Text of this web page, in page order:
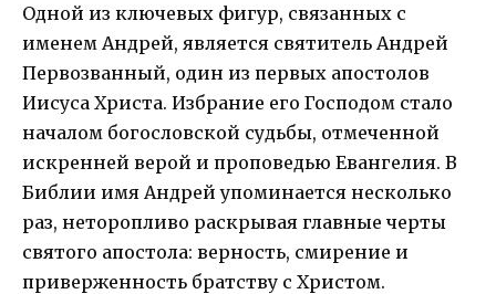
Одной из ключевых фигур, связанных с
именем Андрей, является святитель Андрей
Первозванный, один из первых апостолов
Иисуса Христа. Избрание его Господом стало
началом богословской судьбы, отмеченной
искренней верой и проповедью Евангелия. В
Библии имя Андрей упоминается несколько
раз, неторопливо раскрывая главные черты
святого апостола: верность, смирение и
приверженность братству с Христом.